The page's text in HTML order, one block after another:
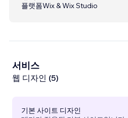
플랫폼Wix & Wix Studio
서비스
웹 디자인 (5)
기본 사이트 디자인